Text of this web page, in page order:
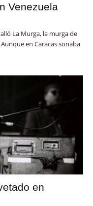
Venezuela
La Murga, la murga de
en Caracas sonaba
en